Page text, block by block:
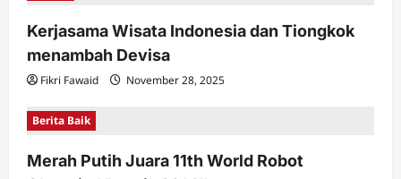
Kerjasama Wisata Indonesia dan Tiongkok
menambah Devisa
Fikri Fawaid November 28, 2025
Berita Baik
Merah Putih Juara 11th World Robot